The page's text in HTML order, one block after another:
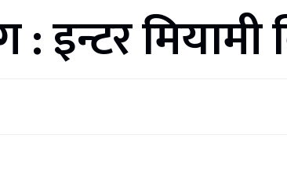
मियामी